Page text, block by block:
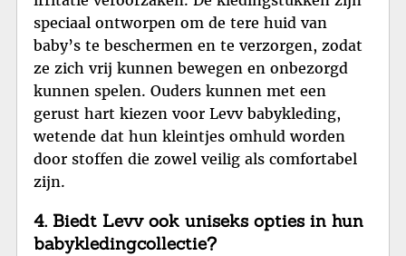
speciaal ontworpen om de tere huid van
baby’s te beschermen en te verzorgen, zodat
ze zich vrij kunnen bewegen en onbezorgd
kunnen spelen. Ouders kunnen met een
gerust hart kiezen voor Levv babykleding,
wetende dat hun kleintjes omhuld worden
door stoffen die zowel veilig als comfortabel
zijn.
4. Biedt Levv ook uniseks opties in hun
babykledingcollectie?